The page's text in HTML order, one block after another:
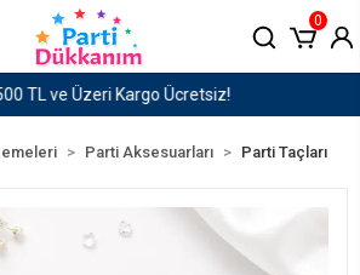
TL ve Üzeri Kargo Ücretsiz!
0
Parti Aksesuarları Parti Taçları